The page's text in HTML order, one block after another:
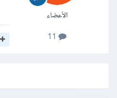
الأعضاء